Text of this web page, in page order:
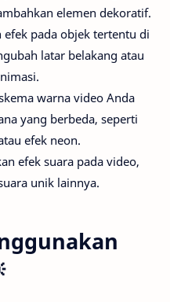
elemen dekoratif.
pada objek tertentu di
latar belakang atau
warna video Anda
yang berbeda, seperti
efek neon.
efek suara pada video,
unik lainnya.